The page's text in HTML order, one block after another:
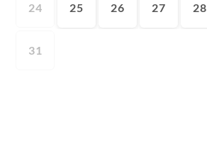
24 25 26 27 28
31